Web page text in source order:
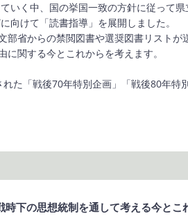
いく中、国の挙国一致の方針に従って
向けて「読書指導」を展開しました。
省からの禁閲図書や選奨図書リストが
関する今とこれからを考えます。
た「戦後70年特別企画」「戦後80年特
下の思想統制を通して考える今とこ